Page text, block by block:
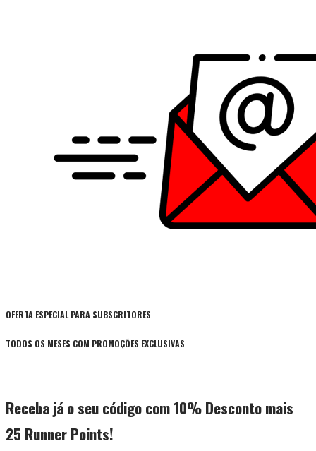
OFERTA ESPECIAL PARA SUBSCRITORES
TODOS OS MESES COM PROMOÇÕES EXCLUSIVAS
Receba já o seu código com 10% Desconto mais
25 Runner Points!